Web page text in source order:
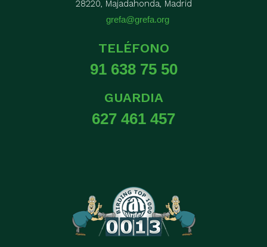
28220, Majadahonda, Madrid
grefa@grefa.org
TELÉFONO
91 638 75 50
GUARDIA
627 461 457